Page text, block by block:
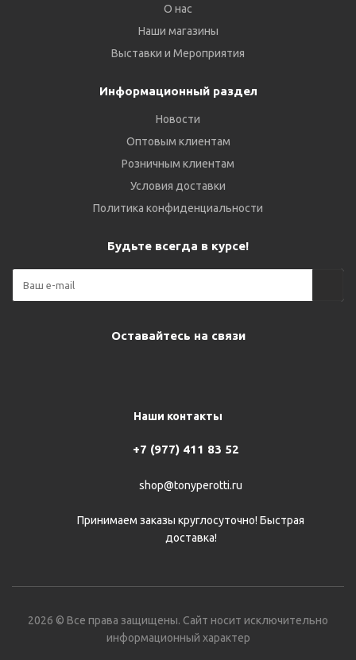
О нас
Наши магазины
Выставки и Мероприятия
Информационный раздел
Новости
Оптовым клиентам
Розничным клиентам
Условия доставки
Политика конфиденциальности
Будьте всегда в курсе!
Оставайтесь на связи
Наши контакты
+7 (977) 411 83 52
shop@tonyperotti.ru
Принимаем заказы круглосуточно! Быстрая
доставка!
2026 © Все права защищены. Сайт носит исключительно
информационный характер